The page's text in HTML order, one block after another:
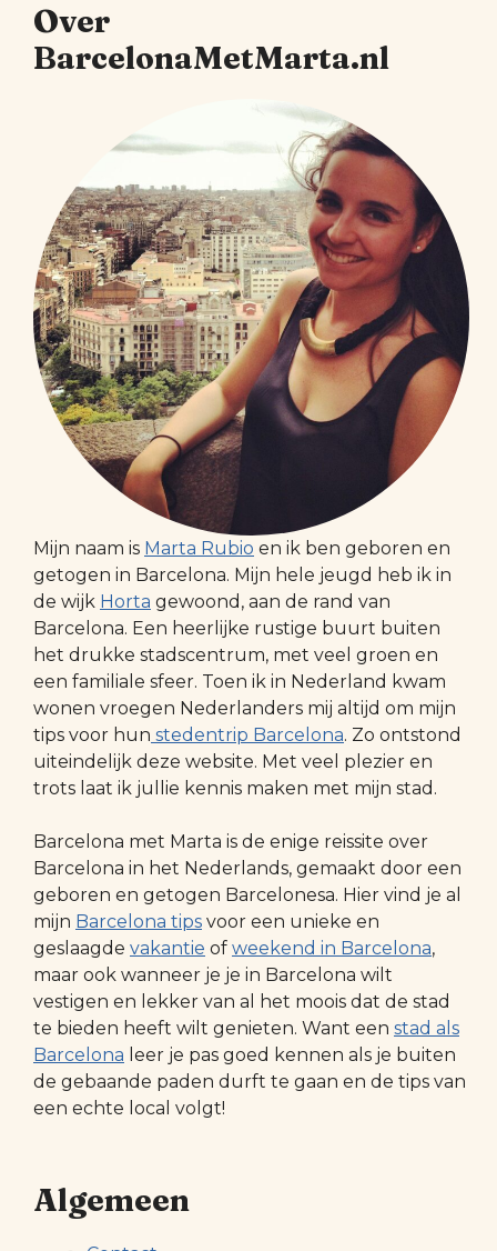
Over
BarcelonaMetMarta.nl
Mijn naam is Marta Rubio en ik ben geboren en
getogen in Barcelona. Mijn hele jeugd heb ik in
de wijk Horta gewoond, aan de rand van
Barcelona. Een heerlijke rustige buurt buiten
het drukke stadscentrum, met veel groen en
een familiale sfeer. Toen ik in Nederland kwam
wonen vroegen Nederlanders mij altijd om mijn
tips voor hun stedentrip Barcelona. Zo ontstond
uiteindelijk deze website. Met veel plezier en
trots laat ik jullie kennis maken met mijn stad.
Barcelona met Marta is de enige reissite over
Barcelona in het Nederlands, gemaakt door een
geboren en getogen Barcelonesa. Hier vind je al
mijn Barcelona tips voor een unieke en
geslaagde vakantie of weekend in Barcelona,
maar ook wanneer je je in Barcelona wilt
vestigen en lekker van al het moois dat de stad
te bieden heeft wilt genieten. Want een stad als
Barcelona leer je pas goed kennen als je buiten
de gebaande paden durft te gaan en de tips van
een echte local volgt!
Algemeen